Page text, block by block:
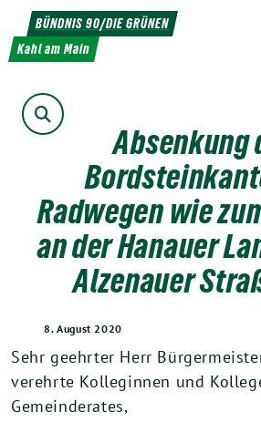
Weiter
zum
Inhalt
BÜNDNIS 90/DIE GRÜNEN
Kahl am Main
Suche
Absenkung
Radwegen wie
an der Hanauer
Alzenauer
8. August 2020
Sehr geehrter Herr
verehrte Kolleginnen und
Gemeinderates,